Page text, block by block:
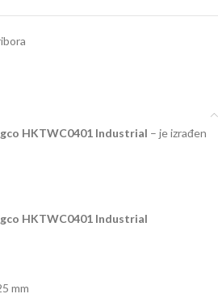
HKTWC0401 Industrial – je izrađen
HKTWC0401 Industrial
mm